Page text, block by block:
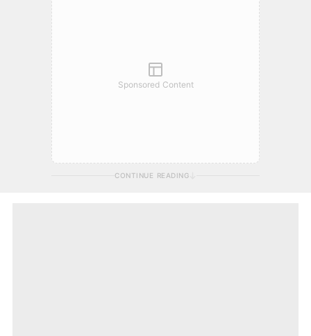
Sponsored Content
CONTINUE READING